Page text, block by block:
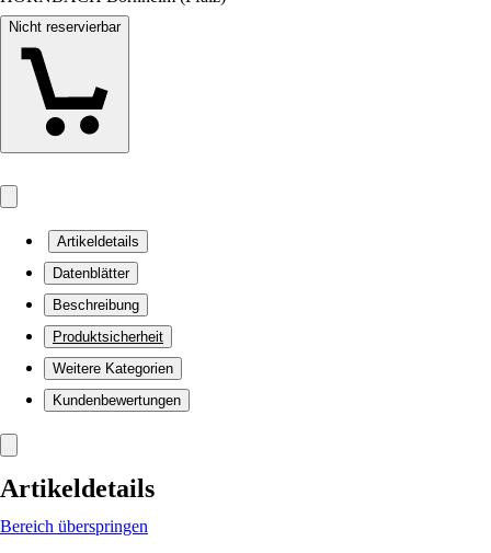
Nicht reservierbar
Artikeldetails
Datenblätter
Beschreibung
Produktsicherheit
Weitere Kategorien
Kundenbewertungen
Artikeldetails
Bereich überspringen